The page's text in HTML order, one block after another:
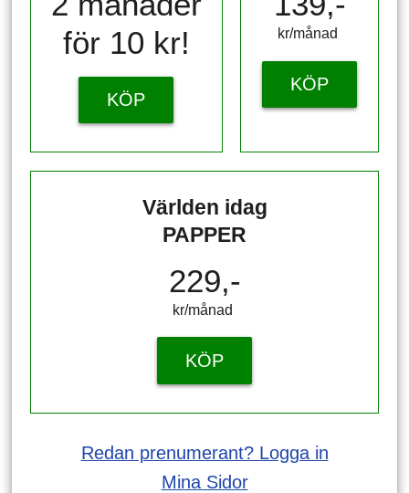
för 10 kr!
KÖP
kr/månad ​​​​​​
KÖP
Världen idag
PAPPER
229,-
kr/månad ​​​​​​
KÖP
Redan prenumerant? Logga in
Mina Sidor